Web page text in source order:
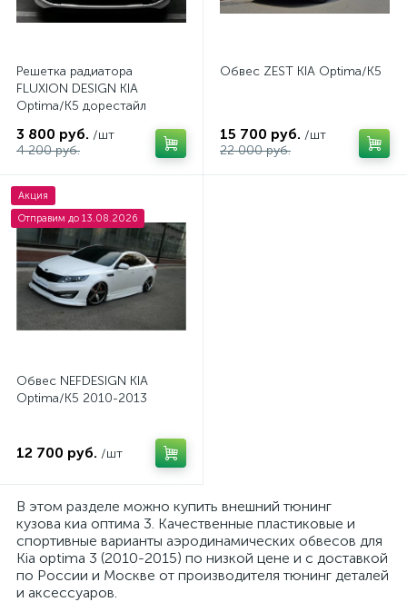
Решетка радиатора
FLUXION DESIGN KIA
Optima/K5 дорестайл
3 800 руб. /шт
4 200 руб.
Обвес ZEST KIA Optima/K5
15 700 руб. /шт
22 000 руб.
Акция
Отправим до 13.08.2026
Обвес NEFDESIGN KIA
Optima/K5 2010-2013
12 700 руб. /шт
В этом разделе можно купить внешний тюнинг
кузова киа оптима 3. Качественные пластиковые и
спортивные варианты аэродинамических обвесов для
Kia optima 3 (2010-2015) по низкой цене и с доставкой
по России и Москве от производителя тюнинг деталей
и аксессуаров.